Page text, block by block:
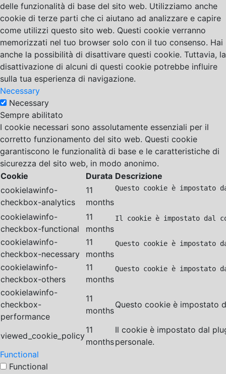
delle funzionalità di base del sito web. Utilizziamo anche
cookie di terze parti che ci aiutano ad analizzare e capire
come utilizzi questo sito web. Questi cookie verranno
memorizzati nel tuo browser solo con il tuo consenso. Hai
anche la possibilità di disattivare questi cookie. Tuttavia, la
disattivazione di alcuni di questi cookie potrebbe influire
sulla tua esperienza di navigazione.
Necessary
Necessary
Sempre abilitato
I cookie necessari sono assolutamente essenziali per il
corretto funzionamento del sito web. Questi cookie
garantiscono le funzionalità di base e le caratteristiche di
sicurezza del sito web, in modo anonimo.
Cookie
Durata Descrizione
cookielawinfo-
checkbox-analytics
11
months
Questo cookie è
cookielawinfo-
checkbox-functional
11
months
Il cookie è impostato dal
cookielawinfo-
checkbox-necessary
11
months
Questo cookie è impostato
cookielawinfo-
checkbox-others
11
months
Questo cookie è
cookielawinfo-
checkbox-
performance
11
months
Questo cookie è impostato
viewed_cookie_policy
11
months
Il cookie è impostato dal
personale.
Functional
Functional